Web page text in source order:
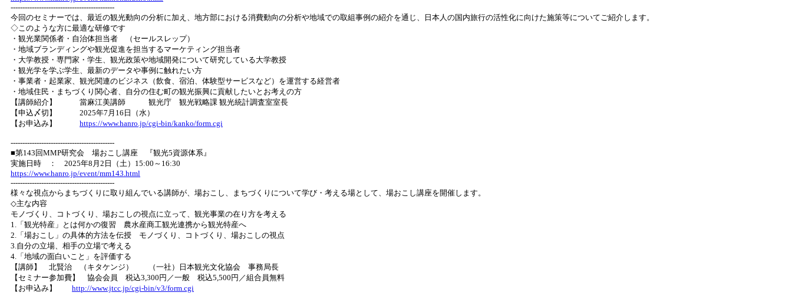
--------------------------------------------
今回のセミナーでは、最近の観光動向の分析に加え、地方部における消費動向の分析や地域での取組事例の紹介を通じ、日本人の国内旅行の活性化に向けた施策等についてご紹介します。
◇このような方に最適な研修です
・観光業関係者・自治体担当者 （セールスレップ）
・地域ブランディングや観光促進を担当するマーケティング担当者
・大学教授・専門家・学生、観光政策や地域開発について研究している大学教授
・観光学を学ぶ学生、最新のデータや事例に触れたい方
・事業者・起業家、観光関連のビジネス（飲食、宿泊、体験型サービスなど）を運営する経営者
・地域住民・まちづくり関心者、自分の住む町の観光振興に貢献したいとお考えの方
【講師紹介】 當麻江美講師 観光庁 観光戦略課 観光統計調査室室長
【申込〆切】 2025年7月16日（水）
【お申込み】 https://www.hanro.jp/cgi-bin/kanko/form.cgi
--------------------------------------------
■第143回MMP研究会 場おこし講座 『観光5資源体系』
実施日時 ： 2025年8月2日（土）15:00～16:30
https://www.hanro.jp/event/mm143.html
--------------------------------------------
様々な視点からまちづくりに取り組んでいる講師が、場おこし、まちづくりについて学び・考える場として、場おこし講座を開催します。
◇主な内容
モノづくり、コトづくり、場おこしの視点に立って、観光事業の在り方を考える
1.「観光特産」とは何かの復習 農水産商工観光連携から観光特産へ
2.「場おこし」の具体的方法を伝授 モノづくり、コトづくり、場おこしの視点
3.自分の立場、相手の立場で考える
4.「地域の面白いこと」を評価する
【講師】 北賢治 （キタケンジ） （一社）日本観光文化協会 事務局長
【セミナー参加費】 協会会員 税込3,300円／一般 税込5,500円／組合員無料
【お申込み】 http://www.jtcc.jp/cgi-bin/v3/form.cgi